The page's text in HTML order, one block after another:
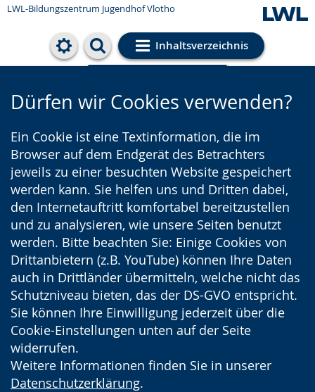
LWL-Bildungszentrum Jugendhof Vlotho
Inhaltsverzeichnis
Cookie-Einstellungen
Dürfen wir Cookies verwenden?
Ein Cookie ist eine Textinformation, die im
Browser auf dem Endgerät des Betrachters
jeweils zu einer besuchten Website gespeichert
werden kann. Sie helfen uns und Dritten dabei,
den Internetauftritt komfortabel bereitzustellen
und zu analysieren, wie unsere Seiten benutzt
werden. Bitte beachten Sie: Einige Cookies von
Drittanbietern (z.B. YouTube) können Ihre Daten
auch in Drittländer übermitteln, welche nicht das
Schutzniveau bieten, das der DS-GVO entspricht.
Sie können Ihre Einwilligung jederzeit über die
Cookie-Einstellungen unten auf der Seite
widerrufen.
Weitere Informationen finden Sie in unserer
Datenschutzerklärung.